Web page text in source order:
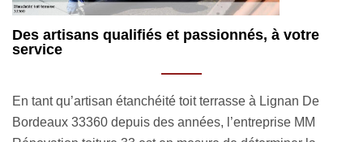
La pose d’étanchéité à membrane synthétique :
notre spécialité
Le couvreur étanchéité toit terrasse MM Rénovation toiture
33 étant un expert dans le domaine de la couverture, nous